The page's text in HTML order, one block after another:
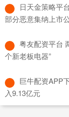
日天金策略平
部分恶意集纳上市
粤友配资平台
个新老板电器”
巨牛配资APP
入9.13亿元